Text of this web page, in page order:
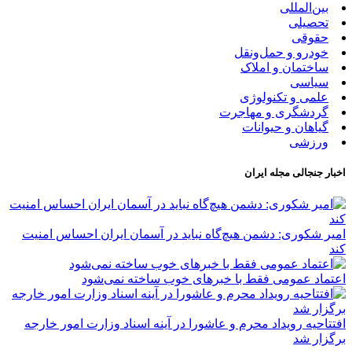
بین‌المللی
تحصیلی
حقوقی
خودرو و حمل‌و‌نقل
ساختمان و املاک
سیاسی
علمی و تکنولوژی
گردشگری و مهاجرت
گیاهان و حیوانات
ورزشی
اخبار جنجالی مجله ایران
امیر شکوری: دشمن هیچ‌گاه نباید در آسمان ایران احساس امنیت
کند
اعتماد عمومی فقط با خبرهای خوب ساخته نمی‌شود
افتتاحیه رویداد محرم و عاشورا در آینه اسناد وزارت امور خارجه
برگزار شد